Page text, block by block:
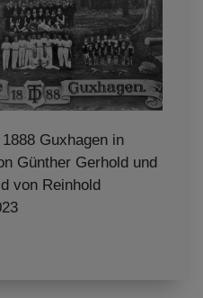
Guxhagen in
Günther Gerhold und
von Reinhold